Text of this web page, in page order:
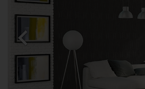
chevron_left